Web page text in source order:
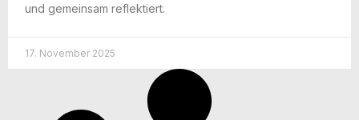
und gemein­sam reflektiert.
17. November 2025